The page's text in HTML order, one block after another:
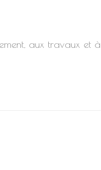
aux travaux et à